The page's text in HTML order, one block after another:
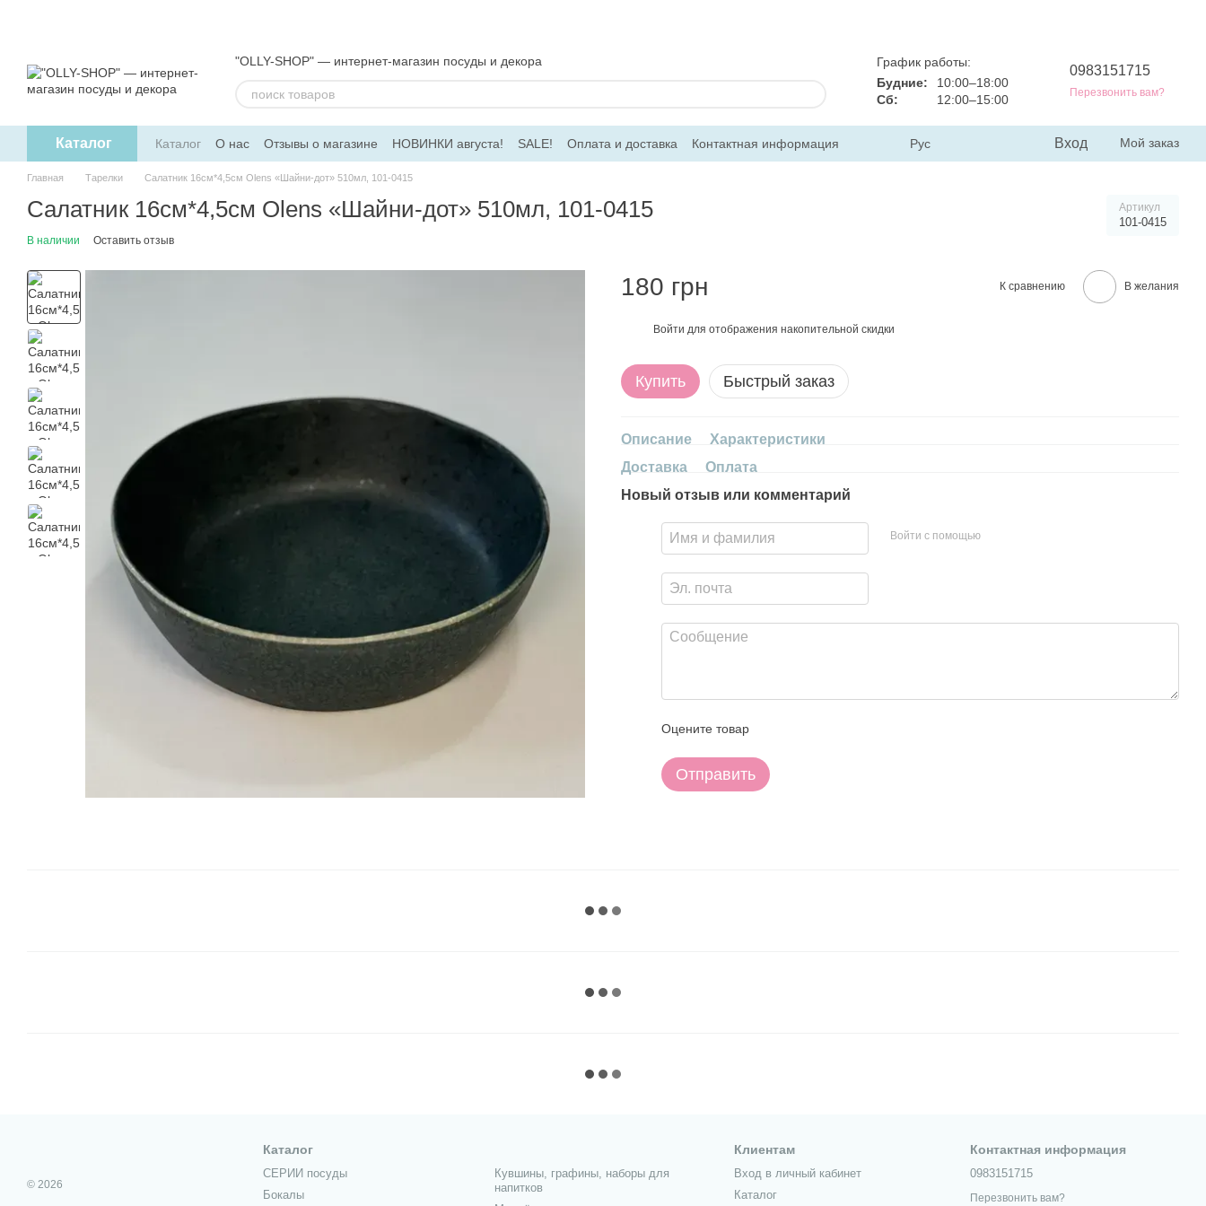
"OLLY-SHOP" — интернет-магазин посуды и декора
График работы:
Будние:
10:00–18:00
Сб:
12:00–15:00
0983151715
Перезвонить вам?
Каталог Каталог О нас Отзывы о магазине НОВИНКИ августа! SALE! Оплата и доставка
Контактная информация
Обмен и возврат
Пользовательское соглашение Договір ПО Для оптовых заказов
Рус Вход Мой заказ
Главная Тарелки Салатник 16см*4,5см Olens «Шайни-дот» 510мл, 101-0415
Салатник 16см*4,5см Olens «Шайни-дот» 510мл, 101-0415 Артикул
101-0415
В наличии Оставить отзыв
180 грн К сравнению В желания
Войти для отображения накопительной скидки
Купить Быстрый заказ
Описание
Характеристики
Доставка
Оплата
Новый отзыв или комментарий
Войти с помощью
Оцените товар
Отправить
© 2026
Каталог
СЕРИИ посуды
Бокалы
Кувшины, графины, наборы для
напитков
Клиентам
Вход в личный кабинет
Каталог
Контактная информация
0983151715
Перезвонить вам?